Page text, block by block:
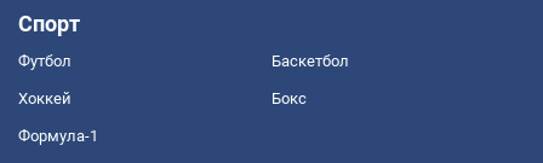
Спорт
Футбол Баскетбол
Хоккей Бокс
Формула-1